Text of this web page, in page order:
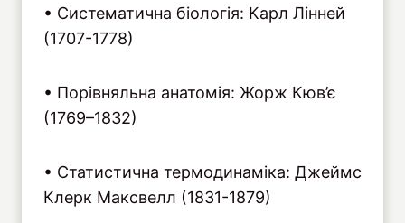
• Систематична біологія: Карл Лінней
(1707-1778)
• Порівняльна анатомія: Жорж Кюв’є
(1769–1832)
• Статистична термодинаміка: Джеймс
Клерк Максвелл (1831-1879)